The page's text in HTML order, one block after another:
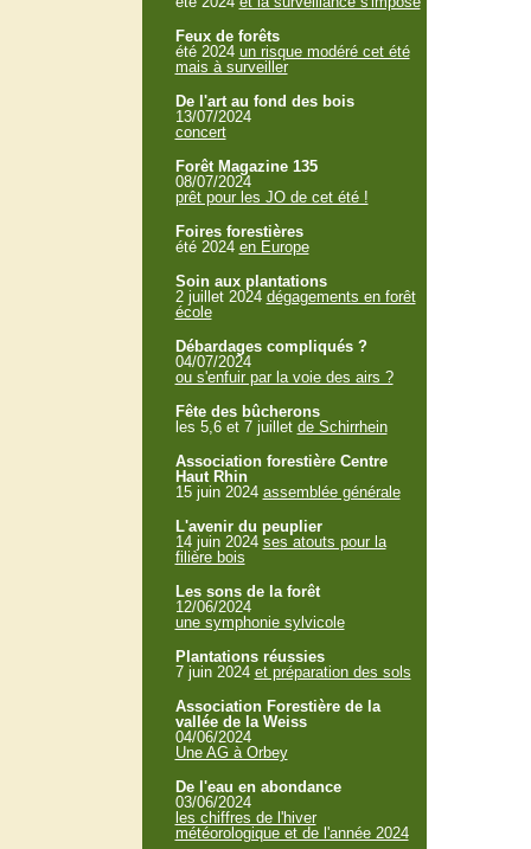
Feux de forêts
été 2024 un risque modéré cet été
mais à surveiller
De l'art au fond des bois
13/07/2024
concert
Forêt Magazine 135
08/07/2024
prêt pour les JO de cet été !
Foires forestières
été 2024 en Europe
Soin aux plantations
2 juillet 2024 dégagements en forêt
école
Débardages compliqués ?
04/07/2024
ou s'enfuir par la voie des airs ?
Fête des bûcherons
les 5,6 et 7 juillet de Schirrhein
Association forestière Centre
Haut Rhin
15 juin 2024 assemblée générale
L'avenir du peuplier
14 juin 2024 ses atouts pour la
filière bois
Les sons de la forêt
12/06/2024
une symphonie sylvicole
Plantations réussies
7 juin 2024 et préparation des sols
Association Forestière de la
vallée de la Weiss
04/06/2024
Une AG à Orbey
De l'eau en abondance
03/06/2024
les chiffres de l'hiver
météorologique et de l'année 2024